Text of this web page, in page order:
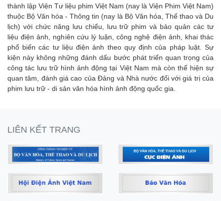
thành lập Viện Tư liệu phim Việt Nam (nay là Viện Phim Việt Nam)
thuộc Bộ Văn hóa - Thông tin (nay là Bộ Văn hóa, Thể thao và Du
lịch) với chức năng lưu chiểu, lưu trữ phim và bảo quản các tư
liệu điện ảnh, nghiên cứu lý luận, công nghệ điện ảnh, khai thác
phổ biến các tư liệu điện ảnh theo quy định của pháp luật. Sự
kiện này không những đánh dấu bước phát triển quan trọng của
công tác lưu trữ hình ảnh động tại Việt Nam mà còn thể hiện sự
quan tâm, đánh giá cao của Đảng và Nhà nước đối với giá trị của
phim lưu trữ - di sản văn hóa hình ảnh động quốc gia.
LIÊN KẾT TRANG